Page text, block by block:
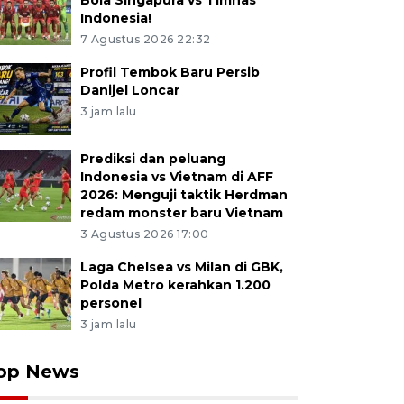
Indonesia!
7 Agustus 2026 22:32
Profil Tembok Baru Persib
Danijel Loncar
3 jam lalu
Prediksi dan peluang
Indonesia vs Vietnam di AFF
2026: Menguji taktik Herdman
redam monster baru Vietnam
3 Agustus 2026 17:00
Laga Chelsea vs Milan di GBK,
Polda Metro kerahkan 1.200
personel
3 jam lalu
News